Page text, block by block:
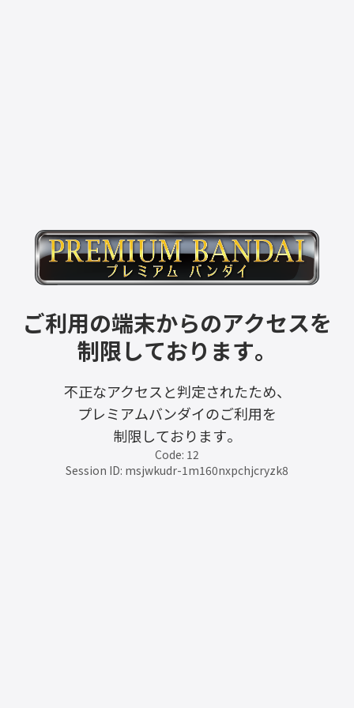
ご利用の端末からのアクセスを
制限しております。
不正なアクセスと判定されたため、
プレミアムバンダイのご利用を
制限しております。
Code: 12
Session ID: msjwkudr-1m160nxpchjcryzk8